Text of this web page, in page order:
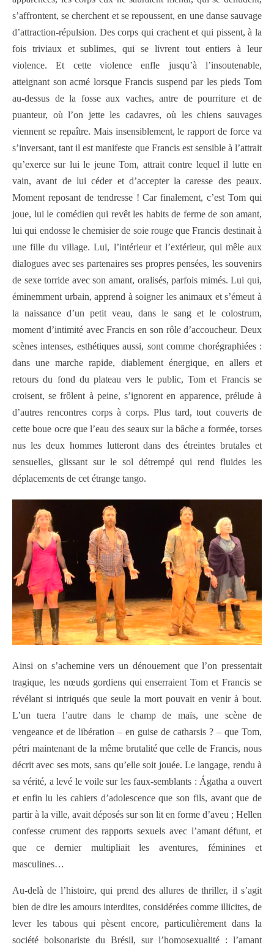
s’affrontent, se cherchent et se repoussent, en une danse sauvage
d’attraction-répulsion. Des corps qui crachent et qui pissent, à la
fois triviaux et sublimes, qui se livrent tout entiers à leur
violence. Et cette violence enfle jusqu’à l’insoutenable,
atteignant son acmé lorsque Francis suspend par les pieds Tom
au-dessus de la fosse aux vaches, antre de pourriture et de
puanteur, où l’on jette les cadavres, où les chiens sauvages
viennent se repaître. Mais insensiblement, le rapport de force va
s’inversant, tant il est manifeste que Francis est sensible à l’attrait
qu’exerce sur lui le jeune Tom, attrait contre lequel il lutte en
vain, avant de lui céder et d’accepter la caresse des peaux.
Moment reposant de tendresse ! Car finalement, c’est Tom qui
joue, lui le comédien qui revêt les habits de ferme de son amant,
lui qui endosse le chemisier de soie rouge que Francis destinait à
une fille du village. Lui, l’intérieur et l’extérieur, qui mêle aux
dialogues avec ses partenaires ses propres pensées, les souvenirs
de sexe torride avec son amant, oralisés, parfois mimés. Lui qui,
éminemment urbain, apprend à soigner les animaux et s’émeut à
la naissance d’un petit veau, dans le sang et le colostrum,
moment d’intimité avec Francis en son rôle d’accoucheur. Deux
scènes intenses, esthétiques aussi, sont comme chorégraphiées :
dans une marche rapide, diablement énergique, en allers et
retours du fond du plateau vers le public, Tom et Francis se
croisent, se frôlent à peine, s’ignorent en apparence, prélude à
d’autres rencontres corps à corps. Plus tard, tout couverts de
cette boue ocre que l’eau des seaux sur la bâche a formée, torses
nus les deux hommes lutteront dans des étreintes brutales et
sensuelles, glissant sur le sol détrempé qui rend fluides les
déplacements de cet étrange tango.
Ainsi on s’achemine vers un dénouement que l’on pressentait
tragique, les nœuds gordiens qui enserraient Tom et Francis se
révélant si intriqués que seule la mort pouvait en venir à bout.
L’un tuera l’autre dans le champ de maïs, une scène de
vengeance et de libération – en guise de catharsis ? – que Tom,
pétri maintenant de la même brutalité que celle de Francis, nous
décrit avec ses mots, sans qu’elle soit jouée. Le langage, rendu à
sa vérité, a levé le voile sur les faux-semblants : Ágatha a ouvert
et enfin lu les cahiers d’adolescence que son fils, avant que de
partir à la ville, avait déposés sur son lit en forme d’aveu ; Hellen
confesse crument des rapports sexuels avec l’amant défunt, et
que ce dernier multipliait les aventures, féminines et
masculines…
Au-delà de l’histoire, qui prend des allures de thriller, il s’agit
bien de dire les amours interdites, considérées comme illicites, de
lever les tabous qui pèsent encore, particulièrement dans la
société bolsonariste du Brésil, sur l’homosexualité : l’amant